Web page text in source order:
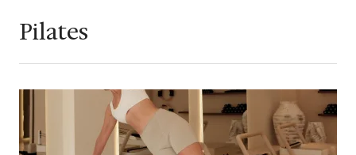
Pilates